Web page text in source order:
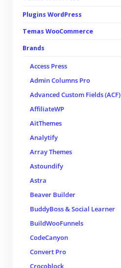
Plugins WordPress
Temas WooCommerce
Brands
Access Press
Admin Columns Pro
Advanced Custom Fields (ACF)
AffiliateWP
AitThemes
Analytify
Array Themes
Astoundify
Astra
Beaver Builder
BuddyBoss & Social Learner
BuildWooFunnels
CodeCanyon
Convert Pro
Crocoblock